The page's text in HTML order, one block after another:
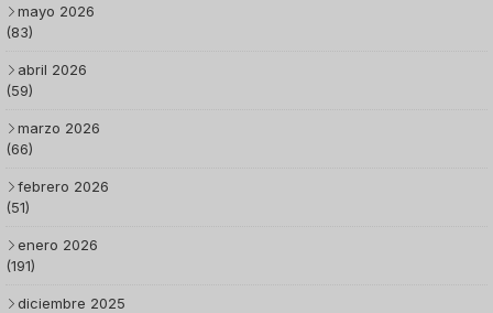
mayo 2026
(83)
abril 2026
(59)
marzo 2026
(66)
febrero 2026
(51)
enero 2026
(191)
diciembre 2025